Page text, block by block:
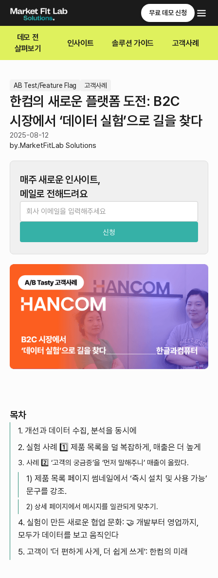
무료 데모 신청
데모 전
살펴보기
인사이트 솔루션 가이드 고객사례
AB Test/Feature Flag 고객사례
한컴의 새로운 플랫폼 도전: B2C
시장에서 ‘데이터 실험’으로 길을 찾다
2025-08-12
by.MarketFitLab Solutions
매주 새로운 인사이트,
메일로 전해드려요
목차
1. 개선과 데이터 수집, 분석을 동시에
2. 실험 사례 1️⃣ 제품 목록을 덜 복잡하게, 매출은 더 높게
3. 사례 2️⃣ ‘고객의 궁금증’을 ‘먼저 말해주니’ 매출이 올랐다.
1) 제품 목록 페이지 썸네일에서 ‘즉시 설치 및 사용 가능’
문구를 강조.
2) 상세 페이지에서 메시지를 일관되게 맞추기.
4. 실험이 만든 새로운 협업 문화: 🤝 개발부터 영업까지,
모두가 데이터를 보고 움직인다
5. 고객이 '더 편하게 사게, 더 쉽게 쓰게': 한컴의 미래